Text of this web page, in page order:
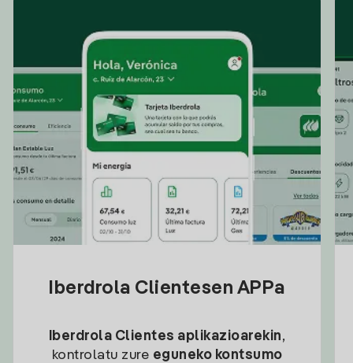
Iberdrola Clientesen APPa
Iberdrola Clientes aplikazioarekin,
kontrolatu zure eguneko kontsumo